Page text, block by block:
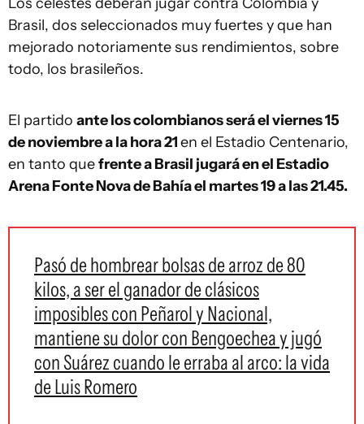
Brasil, dos seleccionados muy fuertes y que han
mejorado notoriamente sus rendimientos, sobre
todo, los brasileños.
El partido ante los colombianos será el viernes 15
de noviembre a la hora 21en el Estadio Centenario,
en tanto quefrente a Brasil jugará en el Estadio
Arena Fonte Nova de Bahía el martes 19 a las 21.45.
Pasó de hombrear bolsas de arroz de 80
kilos, a ser el ganador de clásicos
imposibles con Peñarol y Nacional,
mantiene su dolor con Bengoechea y jugó
con Suárez cuando le erraba al arco: la vida
de Luis Romero